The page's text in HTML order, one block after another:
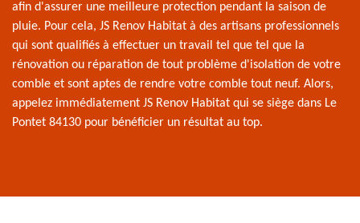
afin d'assurer une meilleure protection pendant la saison de
pluie. Pour cela, JS Renov Habitat à des artisans professionnels
qui sont qualifiés à effectuer un travail tel que tel que la
rénovation ou réparation de tout problème d'isolation de votre
comble et sont aptes de rendre votre comble tout neuf. Alors,
appelez immédiatement JS Renov Habitat qui se siège dans Le
Pontet 84130 pour bénéficier un résultat au top.